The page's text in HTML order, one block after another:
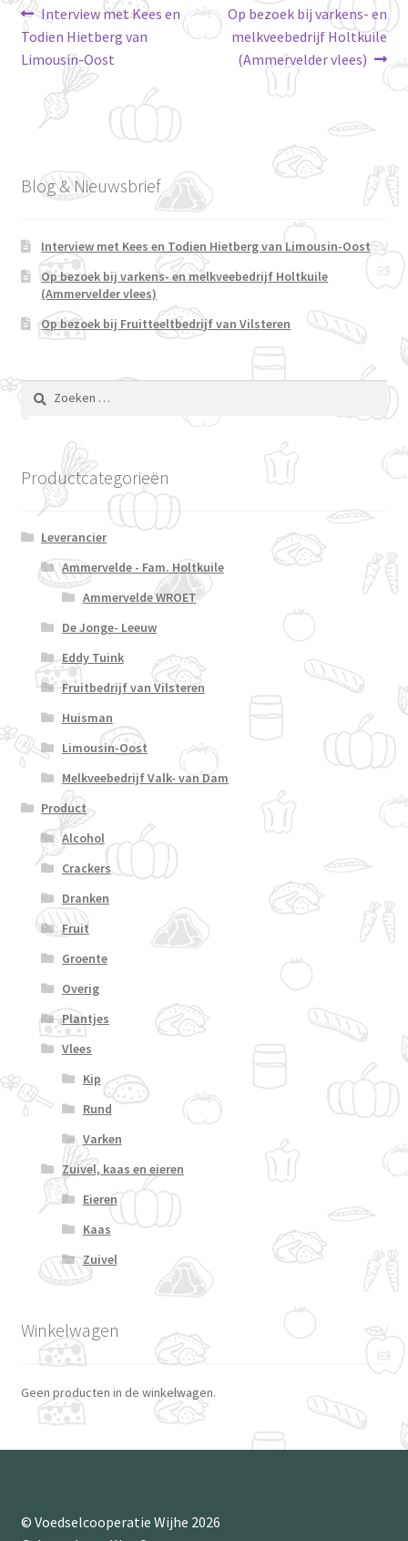
Bericht
navigatie
Vorig
bericht:
Interview met Kees en
Todien Hietberg van
Limousin-Oost
Volgend
bericht:
Op bezoek bij varkens- en
melkveebedrijf Holtkuile
(Ammervelder vlees)
Blog & Nieuwsbrief
Interview met Kees en Todien Hietberg van Limousin-Oost
Op bezoek bij varkens- en melkveebedrijf Holtkuile
(Ammervelder vlees)
Op bezoek bij Fruitteeltbedrijf van Vilsteren
Zoeken
naar:
Productcategorieën
Leverancier
Ammervelde - Fam. Holtkuile
Ammervelde WROET
De Jonge- Leeuw
Eddy Tuink
Fruitbedrijf van Vilsteren
Huisman
Limousin-Oost
Melkveebedrijf Valk- van Dam
Product
Alcohol
Crackers
Dranken
Fruit
Groente
Overig
Plantjes
Vlees
Kip
Rund
Varken
Zuivel, kaas en eieren
Eieren
Kaas
Zuivel
Winkelwagen
Geen producten in de winkelwagen.
© Voedselcooperatie Wijhe 2026